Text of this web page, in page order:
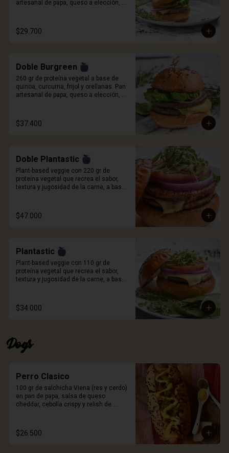
artesanal de papa, queso a elección,
$29.700
Doble Burgreen
260 gr de proteína vegetal a base de
quinoa, curcuma, frijol y orellanas. Pan
artesanal de papa, queso a elección,
$37.400
Doble Plantastic
Plant-based veggie con 220 gr de
proteína vegetal que recrea el sabor,
textura y jugosidad de la carne, a base
artesanal de papa, queso a elección,
germinados de remolacha, cebolla
$47.000
Plantastic
Plant-based veggie con 110 gr de
proteína vegetal que recrea el sabor,
textura y jugosidad de la carne, a base
artesanal de papa, queso a elección,
germinados de remolacha, cebolla
$34.000
Dogs
Perro Clasico
100 gr de salchicha Viena (res y cerdo)
en pan de papa, salsa de queso
cheddar, cebolla crispy y relish de
$26.500